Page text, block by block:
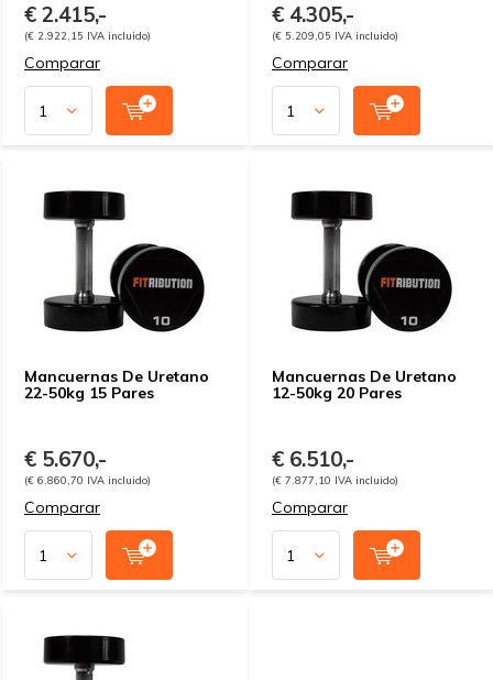
€ 2.415,-
(€ 2.922,15 IVA incluido)
Comparar
€ 4.305,-
(€ 5.209,05 IVA incluido)
Comparar
Mancuernas De Uretano
22-50kg 15 Pares
€ 5.670,-
(€ 6.860,70 IVA incluido)
Comparar
Mancuernas De Uretano
12-50kg 20 Pares
€ 6.510,-
(€ 7.877,10 IVA incluido)
Comparar